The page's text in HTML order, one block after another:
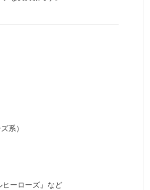
系）
ヒーローズ』など